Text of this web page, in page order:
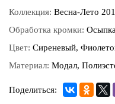
Коллекция: Весна-Лето
Обработка кромки: Осыпка
Цвет: Сиреневый,
Материал: Модал,
Поделиться: